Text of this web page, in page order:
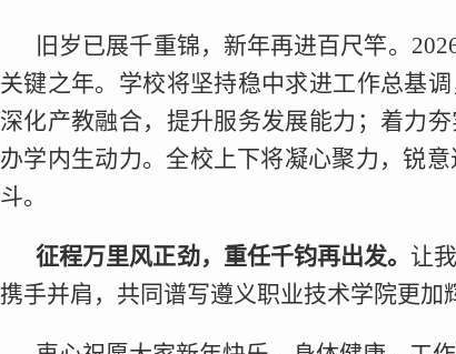
旧岁已展千重锦，新年再进百尺竿。
关键之年。学校将坚持稳中求进工作总基
深化产教融合，提升服务发展能力；着力
办学内生动力。全校上下将凝心聚力，锐
斗。
征程万里风正劲，重任千钧再出发。 让
携手并肩，共同谱写遵义职业技术学院更加